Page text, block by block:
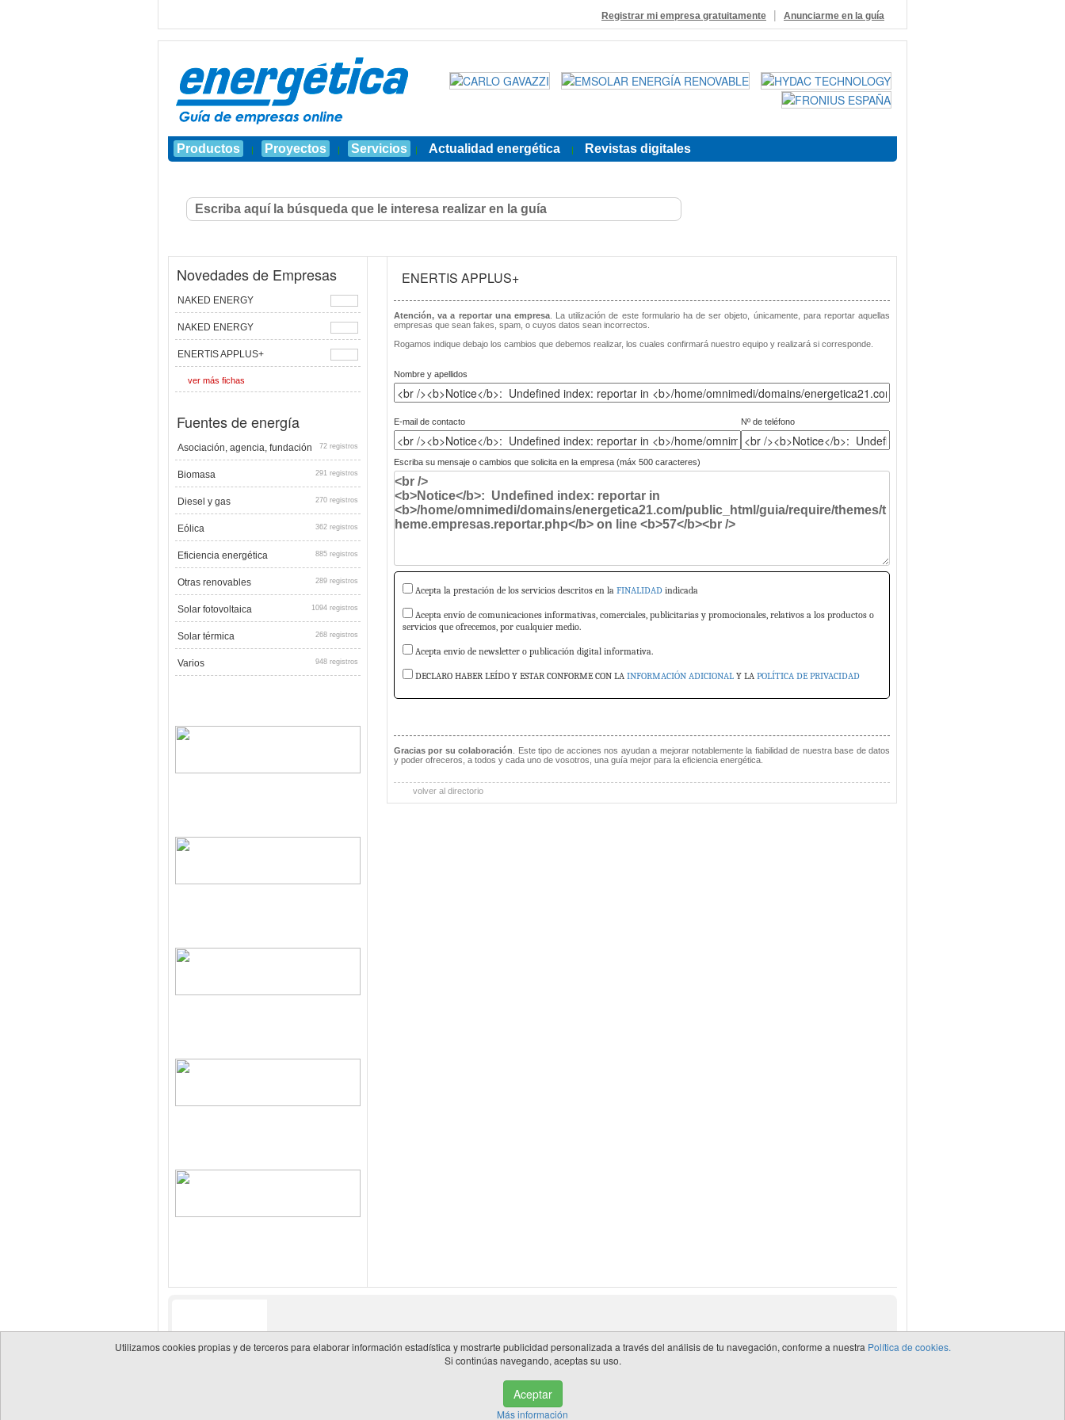
Registrar mi empresa gratuitamente | Anunciarme en la guía
Productos | Proyectos | Servicios | Actualidad energética | Revistas digitales
Novedades de Empresas
NAKED ENERGY
NAKED ENERGY
ENERTIS APPLUS+
ver más fichas
Fuentes de energía
Asociación, agencia, fundación 72 registros
Biomasa 291 registros
Diesel y gas 270 registros
Eólica 362 registros
Eficiencia energética 885 registros
Otras renovables 289 registros
Solar fotovoltaica 1094 registros
Solar térmica 268 registros
Varios 948 registros
ENERTIS APPLUS+
Atención, va a reportar una empresa. La utilización de este formulario ha de ser objeto, únicamente, para reportar aquellas
empresas que sean fakes, spam, o cuyos datos sean incorrectos.
Rogamos indique debajo los cambios que debemos realizar, los cuales confirmará nuestro equipo y realizará si corresponde.
Nombre y apellidos
E-mail de contacto Nº de teléfono
Escriba su mensaje o cambios que solicita en la empresa (máx 500 caracteres)
Acepta la prestación de los servicios descritos en la FINALIDAD indicada
Acepta envío de comunicaciones informativas, comerciales, publicitarias y promocionales, relativos a los productos o
servicios que ofrecemos, por cualquier medio.
Acepta envio de newsletter o publicación digital informativa.
DECLARO HABER LEÍDO Y ESTAR CONFORME CON LA INFORMACIÓN ADICIONAL Y LA POLÍTICA DE PRIVACIDAD
Gracias por su colaboración
. Este tipo de acciones nos ayudan a mejorar notablemente la fiabilidad de nuestra base de datos
y poder ofreceros, a todos y cada uno de vosotros, una guía mejor para la eficiencia energética.
volver al directorio
Utilizamos cookies propias y de terceros para elaborar información estadística y mostrarte publicidad personalizada a través del análisis de tu navegación, conforme a nuestra Política de cookies.
Si continúas navegando, aceptas su uso.
Aceptar
Más información
Aviso legal | Información adicional